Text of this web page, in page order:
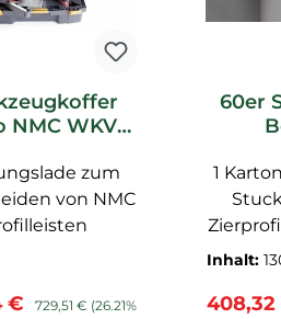
NMC WKV
zum
von NMC
€ Regulärer Preis:
729,51 € (26.21%
60er
Noel
1
Inhalt: